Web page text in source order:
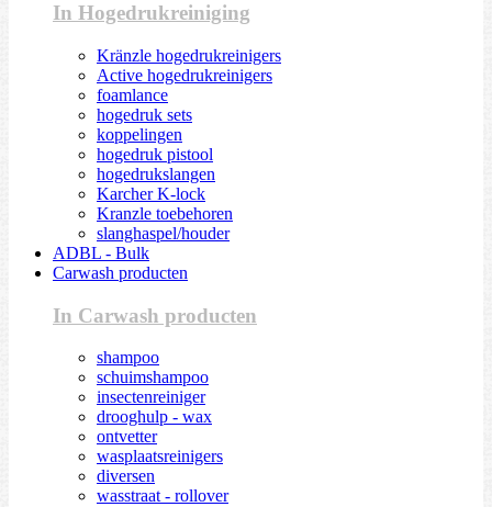
In Hogedrukreiniging
Kränzle hogedrukreinigers
Active hogedrukreinigers
foamlance
hogedruk sets
koppelingen
hogedruk pistool
hogedrukslangen
Karcher K-lock
Kranzle toebehoren
slanghaspel/houder
ADBL - Bulk
Carwash producten
In Carwash producten
shampoo
schuimshampoo
insectenreiniger
drooghulp - wax
ontvetter
wasplaatsreinigers
diversen
wasstraat - rollover